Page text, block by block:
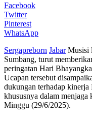
Facebook
Twitter
Pinterest
WhatsApp
Sergapreborn JabarMusisi
Sumbang, turut
peringatan Hari
Ucapan tersebut
dukungan terhadap
khususnya dalam menjaga
Minggu (29/6/2025).